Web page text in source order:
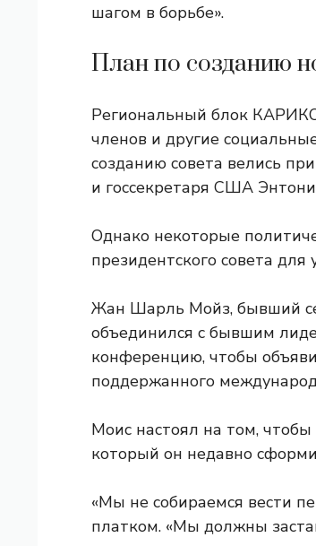
шагом в борьбе».
План по созданию
Региональный блок
членов и другие
созданию совета велись
и госсекретаря США
Однако некоторые
президентского совета
Жан Шарль Мойз, бывший
объединился с бывшим
конференцию, чтобы
поддержанного
Моис настоял на том,
который он недавно
«Мы не собираемся вести
платком. «Мы должны